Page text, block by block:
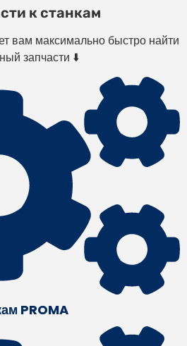
к станкам
вам максимально быстро найти
запчасти ⬇️
PROMA